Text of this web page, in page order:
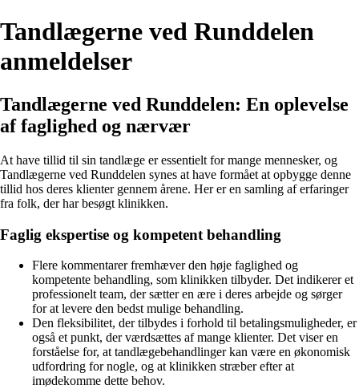
Tandlægerne ved Runddelen
anmeldelser
Tandlægerne ved Runddelen: En oplevelse
af faglighed og nærvær
At have tillid til sin tandlæge er essentielt for mange mennesker, og
Tandlægerne ved Runddelen synes at have formået at opbygge denne
tillid hos deres klienter gennem årene. Her er en samling af erfaringer
fra folk, der har besøgt klinikken.
Faglig ekspertise og kompetent behandling
Flere kommentarer fremhæver den høje faglighed og
kompetente behandling, som klinikken tilbyder. Det indikerer et
professionelt team, der sætter en ære i deres arbejde og sørger
for at levere den bedst mulige behandling.
Den fleksibilitet, der tilbydes i forhold til betalingsmuligheder, er
også et punkt, der værdsættes af mange klienter. Det viser en
forståelse for, at tandlægebehandlinger kan være en økonomisk
udfordring for nogle, og at klinikken stræber efter at
imødekomme dette behov.